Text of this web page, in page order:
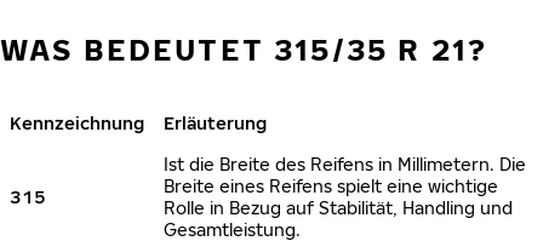
WAS BEDEUTET 315/35 R 21?
Kennzeichnung Erläuterung
315
Ist die Breite des Reifens in Millimetern. Die
Breite eines Reifens spielt eine wichtige
Rolle in Bezug auf Stabilität, Handling und
Gesamtleistung.